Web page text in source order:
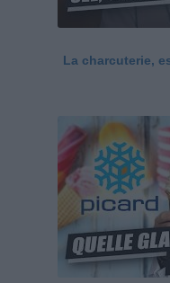
La charcuterie,